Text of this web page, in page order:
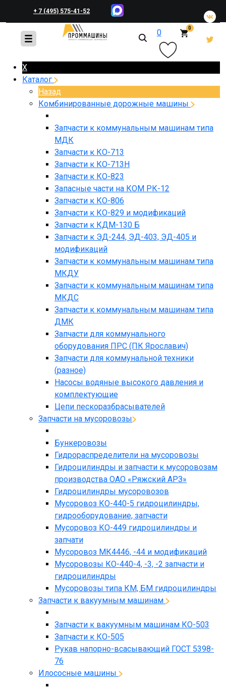
+ 7 (495) 575-41-52
+ 7 (495) 648-45-83 0 0
X
Каталог
Назад
Комбинированные дорожные машины
Запчасти к коммунальным машинам типа
МДК
Запчасти к КО-713
Запчасти к КО-713Н
Запчасти к КО-823
Запасные части на КОМ РК-12
Запчасти к КО-806
Запчасти к КО-829 и модификаций
Запчасти к КДМ-130 Б
Запчасти к ЭД-244, ЭД-403, ЭД-405 и
модификаций
Запчасти к коммунальным машинам типа
МКДУ
Запчасти к коммунальным машинам типа
МКДС
Запчасти к коммунальным машинам типа
ДМК
Запчасти для коммунального
оборудования ПРС (ПК Ярославич)
Запчасти для коммунальной техники
(разное)
Насосы водяные высокого давления и
комплектующие
Цепи пескоразбрасывателей
Запчасти на мусоровозы
Бункеровозы
Гидрораспределители на мусоровозы
Гидроцилиндры и запчасти к мусоровозам
производства ОАО «Ряжский АРЗ»
Гидроцилиндры мусоровозов
Мусоровоз КО-440-5 гидроцилиндры,
гидрооборудование, запчасти
Мусоровоз КО-449 гидроцилиндры и
запчати
Мусоровоз МК4446, -44 и модификаций
Мусоровозы КО-440-4, -3, -2 запчасти и
гидроцилиндры
Мусоровозы типа КМ, БМ гидроцилиндры
Запчасти к вакуумным машинам
Запчасти к вакуумным машинам КО-503
Запчасти к КО-505
Рукав напорно-всасывающий ГОСТ 5398-
76
Илососные машины